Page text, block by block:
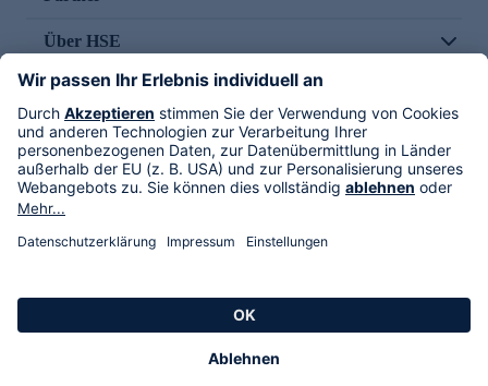
Über HSE
Im TV
HSE International